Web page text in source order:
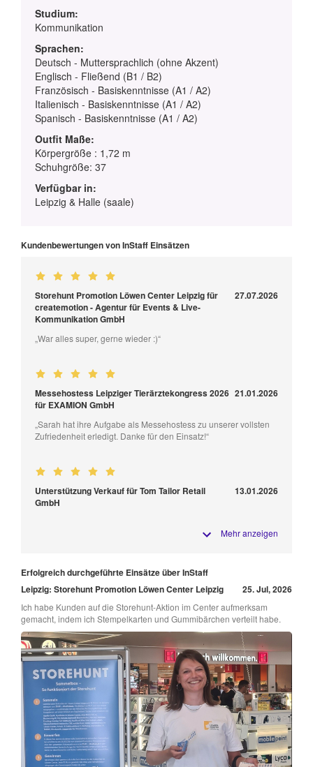
Studium:
Kommunikation
Sprachen:
Deutsch - Muttersprachlich (ohne Akzent)
Englisch - Fließend (B1 / B2)
Französisch - Basiskenntnisse (A1 / A2)
Italienisch - Basiskenntnisse (A1 / A2)
Spanisch - Basiskenntnisse (A1 / A2)
Outfit Maße:
Körpergröße : 1,72 m
Schuhgröße: 37
Verfügbar in:
Leipzig & Halle (saale)
Kundenbewertungen von InStaff Einsätzen
Storehunt Promotion Löwen Center Leipzig für
createmotion - Agentur für Events & Live-
Kommunikation GmbH
27.07.2026
„War alles super, gerne wieder :)“
Messehostess Leipziger Tierärztekongress 2026
für EXAMION GmbH
21.01.2026
„Sarah hat ihre Aufgabe als Messehostess zu unserer vollsten
Zufriedenheit erledigt. Danke für den Einsatz!“
Unterstützung Verkauf für Tom Tailor Retail
GmbH
13.01.2026
Mehr anzeigen
Erfolgreich durchgeführte Einsätze über InStaff
Leipzig: Storehunt Promotion Löwen Center Leipzig
25. Jul, 2026
Ich habe Kunden auf die Storehunt-Aktion im Center aufmerksam
gemacht, indem ich Stempelkarten und Gummibärchen verteilt habe.